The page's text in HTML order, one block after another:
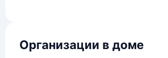
Организации в доме